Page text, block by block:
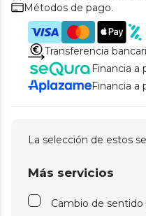
Métodos de pago.
Transferencia
Financia a
Financia a
La selección de estos
Más servicios
Cambio de